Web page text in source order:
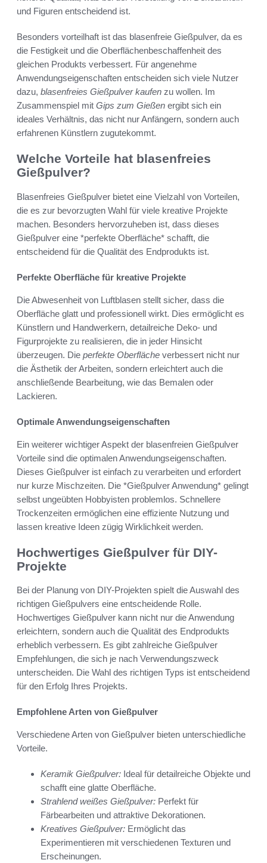
und Figuren entscheidend ist.
Besonders vorteilhaft ist das blasenfreie Gießpulver, da es
die Festigkeit und die Oberflächenbeschaffenheit des
gleichen Produkts verbessert. Für angenehme
Anwendungseigenschaften entscheiden sich viele Nutzer
dazu, blasenfreies Gießpulver kaufen zu wollen. Im
Zusammenspiel mit Gips zum Gießen ergibt sich ein
ideales Verhältnis, das nicht nur Anfängern, sondern auch
erfahrenen Künstlern zugutekommt.
Welche Vorteile hat blasenfreies
Gießpulver?
Blasenfreies Gießpulver bietet eine Vielzahl von Vorteilen,
die es zur bevorzugten Wahl für viele kreative Projekte
machen. Besonders hervorzuheben ist, dass dieses
Gießpulver eine *perfekte Oberfläche* schafft, die
entscheidend für die Qualität des Endprodukts ist.
Perfekte Oberfläche für kreative Projekte
Die Abwesenheit von Luftblasen stellt sicher, dass die
Oberfläche glatt und professionell wirkt. Dies ermöglicht es
Künstlern und Handwerkern, detailreiche Deko- und
Figurprojekte zu realisieren, die in jeder Hinsicht
überzeugen. Die perfekte Oberfläche verbessert nicht nur
die Ästhetik der Arbeiten, sondern erleichtert auch die
anschließende Bearbeitung, wie das Bemalen oder
Lackieren.
Optimale Anwendungseigenschaften
Ein weiterer wichtiger Aspekt der blasenfreien Gießpulver
Vorteile sind die optimalen Anwendungseigenschaften.
Dieses Gießpulver ist einfach zu verarbeiten und erfordert
nur kurze Mischzeiten. Die *Gießpulver Anwendung* gelingt
selbst ungeübten Hobbyisten problemlos. Schnellere
Trockenzeiten ermöglichen eine effiziente Nutzung und
lassen kreative Ideen zügig Wirklichkeit werden.
Hochwertiges Gießpulver für DIY-
Projekte
Bei der Planung von DIY-Projekten spielt die Auswahl des
richtigen Gießpulvers eine entscheidende Rolle.
Hochwertiges Gießpulver kann nicht nur die Anwendung
erleichtern, sondern auch die Qualität des Endprodukts
erheblich verbessern. Es gibt zahlreiche Gießpulver
Empfehlungen, die sich je nach Verwendungszweck
unterscheiden. Die Wahl des richtigen Typs ist entscheidend
für den Erfolg Ihres Projekts.
Empfohlene Arten von Gießpulver
Verschiedene Arten von Gießpulver bieten unterschiedliche
Vorteile.
Keramik Gießpulver: Ideal für detailreiche Objekte und
schafft eine glatte Oberfläche.
Strahlend weißes Gießpulver: Perfekt für
Färbearbeiten und attraktive Dekorationen.
Kreatives Gießpulver: Ermöglicht das
Experimentieren mit verschiedenen Texturen und
Erscheinungen.